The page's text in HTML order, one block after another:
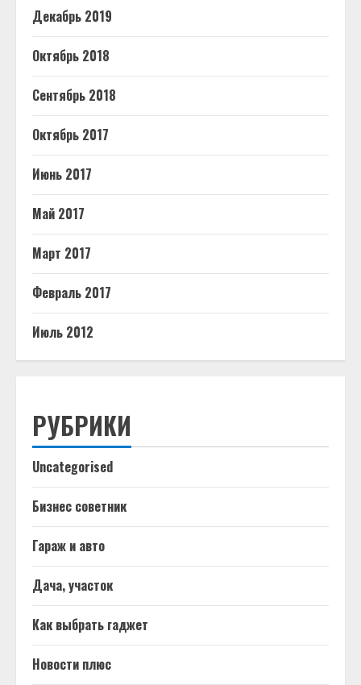
Декабрь 2019
Октябрь 2018
Сентябрь 2018
Октябрь 2017
Июнь 2017
Май 2017
Март 2017
Февраль 2017
Июль 2012
РУБРИКИ
Uncategorised
Бизнес советник
Гараж и авто
Дача, участок
Как выбрать гаджет
Новости плюс